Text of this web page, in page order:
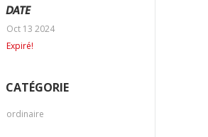
DATE
Oct 13 2024
Expiré!
CATÉGORIE
ordinaire